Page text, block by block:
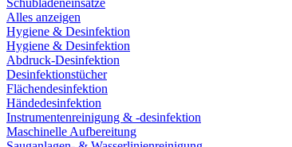
Schubladeneinsätze
Alles anzeigen
Hygiene & Desinfektion
Hygiene & Desinfektion
Abdruck-Desinfektion
Desinfektionstücher
Flächendesinfektion
Händedesinfektion
Instrumentenreinigung & -desinfektion
Maschinelle Aufbereitung